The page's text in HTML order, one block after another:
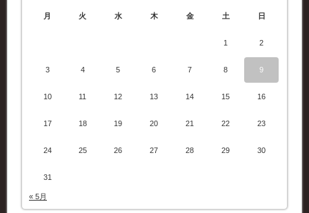
月 火 水 木 金 土 日
1 2
3 4 5 6 7 8 9
10 11 12 13 14 15 16
17 18 19 20 21 22 23
24 25 26 27 28 29 30
31
« 5月